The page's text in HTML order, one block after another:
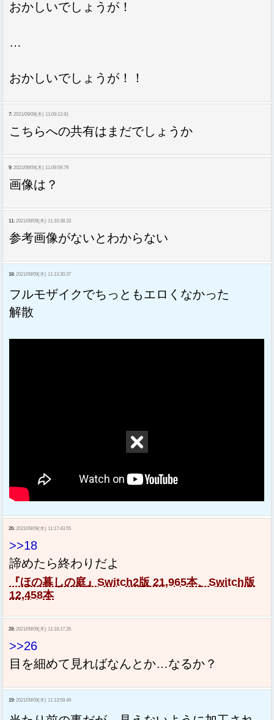
おかしいでしょうが！
…
おかしいでしょうが！！
7: 2021/09/09(木) 11:09:13.91
こちらへの共有はまだでしょうか
9: 2021/09/09(木) 11:09:59.79
画像は？
11: 2021/09/09(木) 11:10:38.33
参考画像がないとわからない
18: 2021/09/09(木) 11:13:30.37
フルモザイクでちっともエロくなかった
解散
26: 2021/09/09(木) 11:17:43.55
>>18
諦めたら終わりだよ
『ほの暮しの庭』Switch2版 21,965本、Switch版
12,458本
28: 2021/09/09(木) 11:18:17.35
>>26
目を細めて見ればなんとか…なるか？
19: 2021/09/09(木) 11:13:59.49